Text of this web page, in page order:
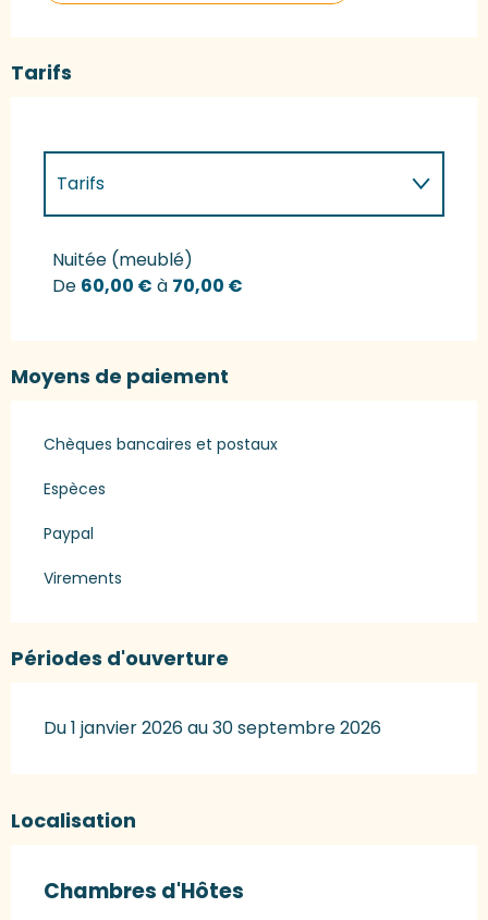
Tarifs
Tarifs
Tarifs 2027
Nuitée (meublé)
De 60,00 € à 70,00 €
Moyens de paiement
Chèques bancaires et postaux
Espèces
Paypal
Virements
Périodes d'ouverture
Du 1 janvier 2026 au 30 septembre 2026
Localisation
Chambres d'Hôtes